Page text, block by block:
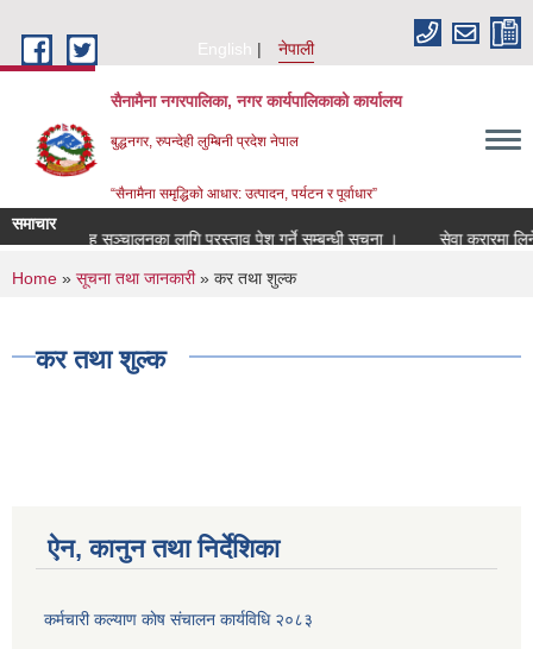
English
नेपाली
सैनामैना नगरपालिका, नगर कार्यपालिकाको कार्यालय
बुद्धनगर, रुपन्देही लुम्बिनी प्रदेश नेपाल
“सैनामैना समृद्धिको आधार: उत्पादन, पर्यटन र पूर्वाधार”
समाचार
भण्डार गृह सञ्चालनका लागि प्रस्ताव पेश गर्ने सम्बन्धी सूचना ।
सेवा करारमा
You are here
Home » सूचना तथा जानकारी» कर तथा शुल्क
कर तथा शुल्क
ऐन, कानुन तथा निर्देशिका
कर्मचारी कल्याण काेष संचालन कार्यविधि २०८३